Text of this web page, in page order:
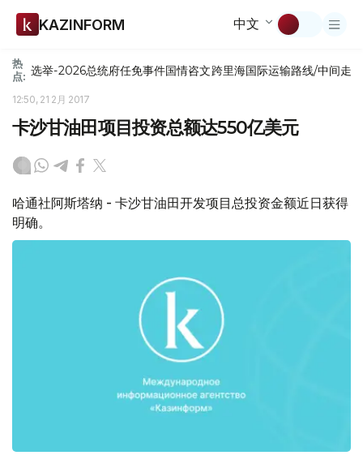
KAZINFORM 中文
热
点: 选举-2026总统府任免事件国情咨文跨里海国际运输路线/中间走廊
12:50, 21 2月 2017
卡沙甘油田项目投资总额达550亿美元
哈通社阿斯塔纳 - 卡沙甘油田开发项目总投资金额近日获得
明确。